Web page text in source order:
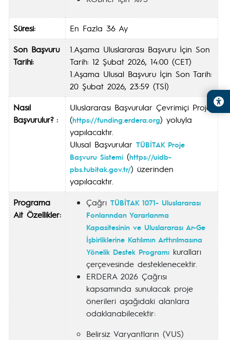
Süresi:
En Fazla 36 Ay
Son Başvuru
Tarihi:
1.Aşama Uluslararası Başvuru İçin Son
Tarih: 12 Şubat 2026, 14:00 (CET)
1.Aşama Ulusal Başvuru İçin Son Tarih:
20 Şubat 2026, 23:59 (TSİ)
Nasıl
Başvurulur? :
Uluslararası Başvurular Çevrimiçi Proje
(https://funding.erdera.org) yoluyla
yapılacaktır.
Ulusal Başvurular TÜBİTAK Proje
Başvuru Sistemi (https://uidb-
pbs.tubitak.gov.tr/) üzerinden
yapılacaktır.
Programa
Ait Özellikler:
Çağrı TÜBİTAK 1071- Uluslararası
Fonlarından Yararlanma
Kapasitesinin ve Uluslararası Ar-Ge
İşbirliklerine Katılımın Arttırılmasına
Yönelik Destek Programı kuralları
çerçevesinde desteklenecektir.
ERDERA 2026 Çağrısı
kapsamında sunulacak proje
önerileri aşağıdaki alanlara
odaklanabilecektir:
Belirsiz Varyantların (VUS)